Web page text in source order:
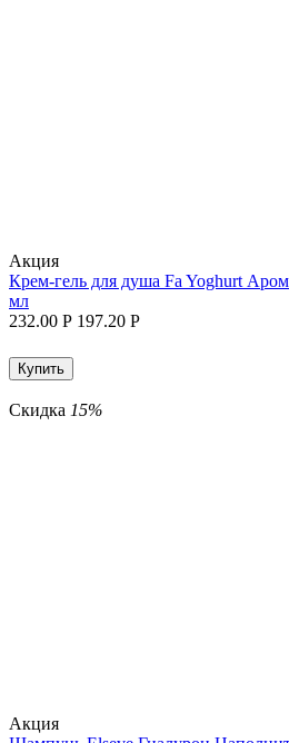
Aкция
Крем-гель для душа Fa Yoghurt
мл
232.00 Р 197.20 Р
Купить
Скидка 15%
Aкция